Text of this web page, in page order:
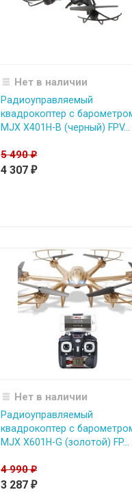
Нет в наличии
Радиоуправляемый
квадрокоптер с
MJX X401H-B (черный) FPV...
5 490₽
4 307₽
Нет в наличии
Радиоуправляемый
квадрокоптер с
MJX X601H-G (золотой) FP...
4 990₽
3 287₽